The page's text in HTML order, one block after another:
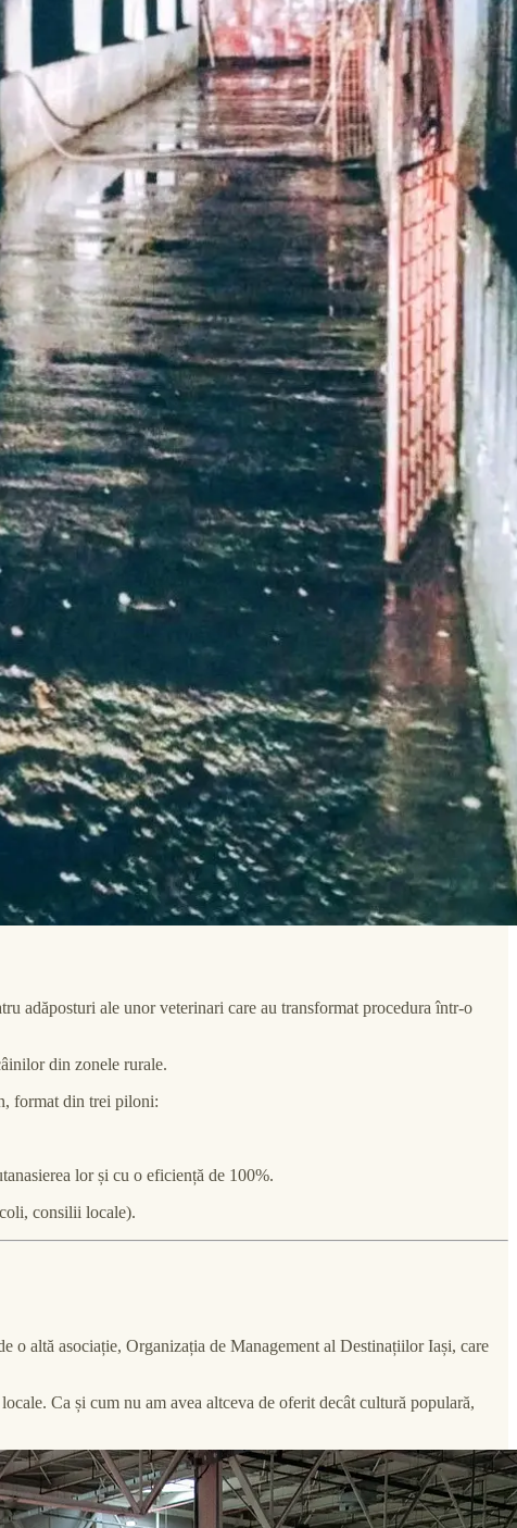
adăposturi ale unor veterinari care au transformat procedura într-o
din zonele rurale.
format din trei piloni:
lor și cu o eficiență de 100%.
consilii locale).
o altă asociație, Organizația de Management al Destinațiilor Iași, care
Ca și cum nu am avea altceva de oferit decât cultură populară,